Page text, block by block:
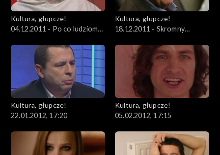
Kultura, głupcze!
04.12.2011 - Po co ludziom
Kultura, głupcze!
18.12.2011 - Skromny
charakterze
Kultura, głupcze!
22.01.2012, 17:20
Kultura, głupcze!
05.02.2012, 17:15